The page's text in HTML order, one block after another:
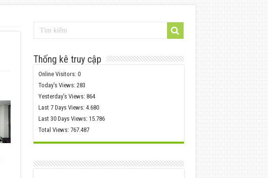
Thống kê truy cập
Online Visitors: 0
Today's Views: 283
Yesterday's Views: 864
Last 7 Days Views: 4.680
Last 30 Days Views: 15.786
Total Views: 767.487